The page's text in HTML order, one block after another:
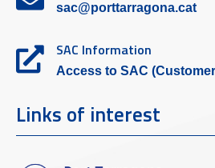
sac@porttarragona.cat
SAC Information
Access to SAC
Links of interest